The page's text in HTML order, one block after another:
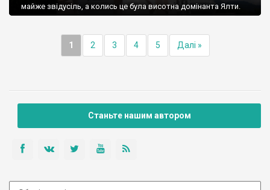
майже звідусіль, а колись це була висотна домінанта Ялти.
1 2 3 4 5 Далі »
Станьте нашим автором